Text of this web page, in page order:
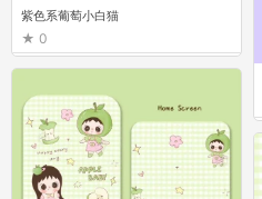
紫色系葡萄小白猫
0